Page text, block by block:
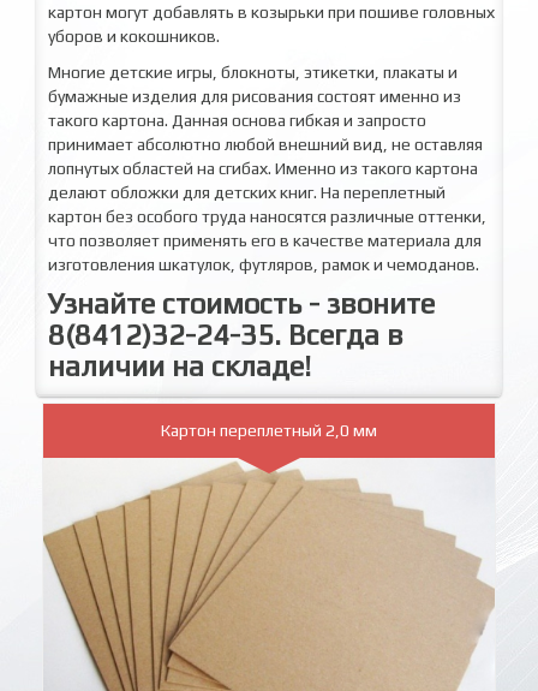
картон могут добавлять в козырьки при пошиве головных
уборов и кокошников.
Многие детские игры, блокноты, этикетки, плакаты и
бумажные изделия для рисования состоят именно из
такого картона. Данная основа гибкая и запросто
принимает абсолютно любой внешний вид, не оставляя
лопнутых областей на сгибах. Именно из такого картона
делают обложки для детских книг. На переплетный
картон без особого труда наносятся различные оттенки,
что позволяет применять его в качестве материала для
изготовления шкатулок, футляров, рамок и чемоданов.
Узнайте стоимость - звоните
8(8412)32-24-35. Всегда в
наличии на складе!
Картон переплетный 2,0 мм